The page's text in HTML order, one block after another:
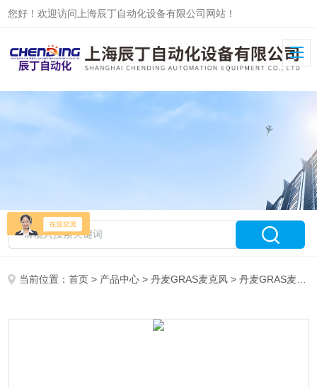
您好！欢迎访问上海辰丁自动化设备有限公司网站！
当前位置：首页 > 产品中心 >丹麦GRAS麦克风 >丹麦GRAS麦克风传感器